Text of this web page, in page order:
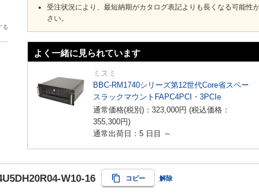
る
受注状況により、最短納期がカタログ表記よりも長くなる可能
さい。
よく一緒に見られています
ミスミ
BBC-RM1740シリーズ第12世代Core省スペー
スラックマウントFAPC4PCI・3PCIe
通常価格(税別)： 323,000円 (税込価格：
355,300円)
通常出荷日：5 日目 ～
W10-16 コピー 解除